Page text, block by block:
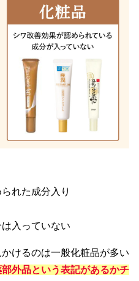
れた成分入り
入っていない
けるのは一般化粧品が多い
部外品という表記があるかチ